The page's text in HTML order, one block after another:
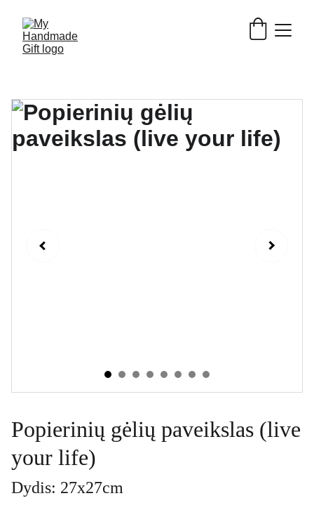
Popierinių gėlių paveikslas (live
your life)
Dydis: 27x27cm